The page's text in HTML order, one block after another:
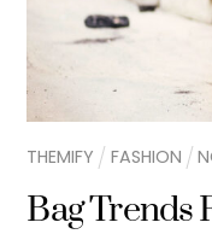
THEMIFY FASHION
Bag Trends